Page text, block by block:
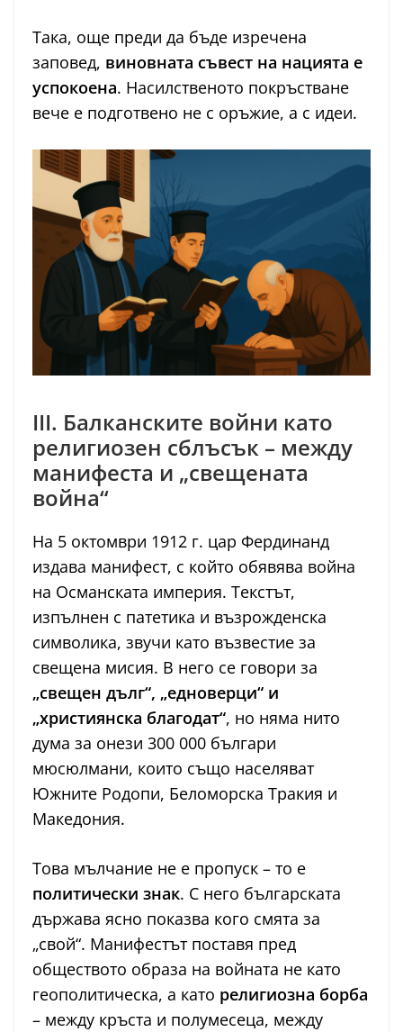
Така, още преди да бъде изречена
заповед, виновната съвест на нацията е
успокоена. Насилственото покръстване
вече е подготвено не с оръжие, а с идеи.
III. Балканските войни като
религиозен сблъсък – между
манифеста и „свещената
война“
На 5 октомври 1912 г. цар Фердинанд
издава манифест, с който обявява война
на Османската империя. Текстът,
изпълнен с патетика и възрожденска
символика, звучи като възвестие за
свещена мисия. В него се говори за
„свещен дълг“, „едноверци“ и
„християнска благодат“, но няма нито
дума за онези 300 000 българи
мюсюлмани, които също населяват
Южните Родопи, Беломорска Тракия и
Македония.
Това мълчание не е пропуск – то е
политически знак. С него българската
държава ясно показва кого смята за
„свой“. Манифестът поставя пред
обществото образа на войната не като
геополитическа, а като религиозна борба
– между кръста и полумесеца, между